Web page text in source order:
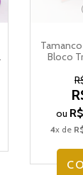
Bloco
ou
4x de